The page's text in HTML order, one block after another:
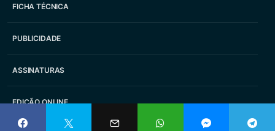
FICHA TÉCNICA
PUBLICIDADE
ASSINATURAS
EDIÇÃO ONLINE